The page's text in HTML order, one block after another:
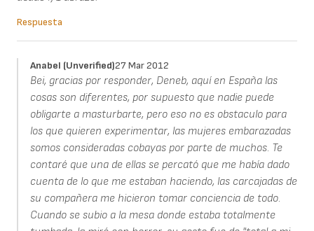
Respuesta
Anabel (unverified)27 Mar 2012
Bei, gracias por responder, Deneb, aquí en España las
cosas son diferentes, por supuesto que nadie puede
obligarte a masturbarte, pero eso no es obstaculo para
los que quieren experimentar, las mujeres embarazadas
somos consideradas cobayas por parte de muchos. Te
contaré que una de ellas se percató que me había dado
cuenta de lo que me estaban haciendo, las carcajadas de
su compañera me hicieron tomar conciencia de todo.
Cuando se subio a la mesa donde estaba totalmente